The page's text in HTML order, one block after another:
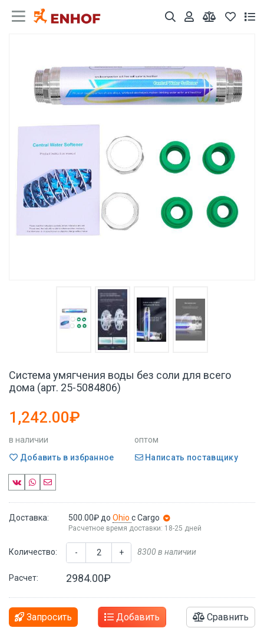
Система умягчения воды без соли для всего
дома (арт. 25-5084806)
1,242.00₽
в наличии
оптом
Добавить в избранное
Написать поставщику
Доставка: 500.00₽ до Ohio с Cargo
Расчетное время доставки: 18-25 дней
Количество: - + 8300 в наличии
Расчет: 2984.00₽
Запросить Добавить Сравнить